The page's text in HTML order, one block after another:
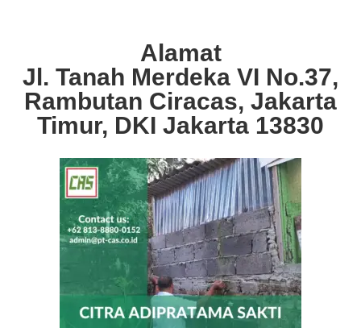
Alamat
Jl. Tanah Merdeka VI No.37,
Rambutan Ciracas, Jakarta
Timur, DKI Jakarta 13830